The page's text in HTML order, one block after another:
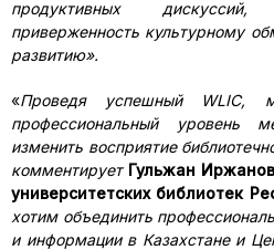
продуктивных
приверженность культурному
развитию».
«Проведя успешный WLIC,
профессиональный уровень
изменить восприятие
комментирует Гульжан
университетских библиотек
хотим объединить
и информации в Казахстане и